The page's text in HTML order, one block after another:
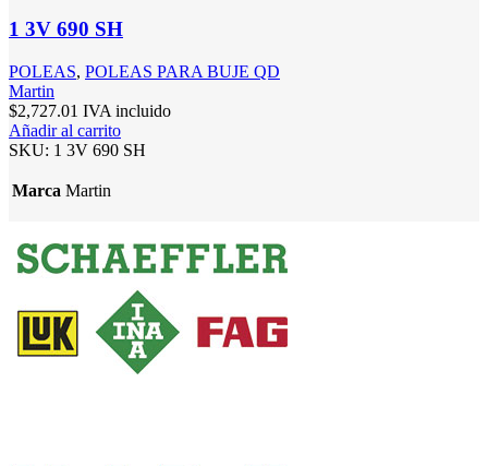
1 3V 690 SH
POLEAS, POLEAS PARA BUJE QD
Martin
$2,727.01 IVA incluido
Añadir al carrito
SKU: 1 3V 690 SH
Marca Martin